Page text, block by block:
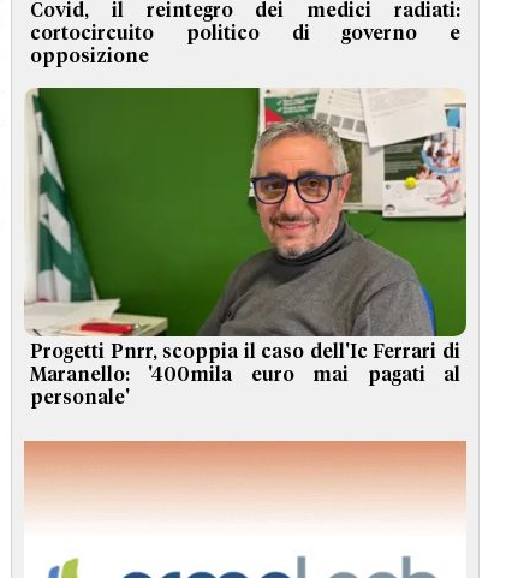
Covid, il reintegro dei medici radiati:
cortocircuito politico di governo e
opposizione
Progetti Pnrr, scoppia il caso dell'Ic Ferrari di
Maranello: '400mila euro mai pagati al
personale'